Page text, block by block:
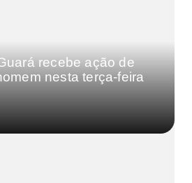
recebe ação de
nesta terça-feira